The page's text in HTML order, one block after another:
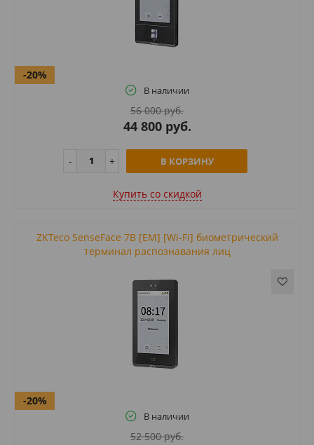
-20%
В наличии
56 000 руб.
44 800 руб.
В КОРЗИНУ
Купить cо скидкой
ZKTeco SenseFace 7B [EM] [Wi-Fi] биометрический
терминал распознавания лиц
-20%
В наличии
52 500 руб.